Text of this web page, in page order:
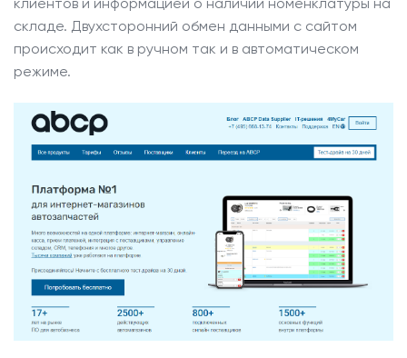
складе. Двухсторонний обмен данными с сайтом
происходит как в ручном так и в автоматическом
режиме.